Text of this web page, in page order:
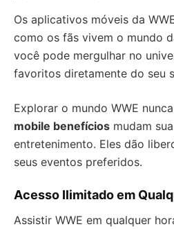
Os aplicativos móveis da
como os fãs vivem o mundo
você pode mergulhar no
favoritos diretamente do seu
Explorar o mundo WWE
mobile benefícios mudam
entretenimento. Eles dão
seus eventos preferidos.
Acesso Ilimitado em
Assistir WWE em qualquer